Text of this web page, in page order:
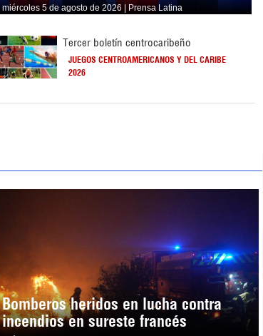
miércoles 5 de agosto de 2026 | Prensa Latina
Tercer boletín centrocaribeño
JUEGOS CENTROAMERICANOS Y DEL CARIBE
2026
Bomberos heridos en lucha contra
incendios en sureste francés